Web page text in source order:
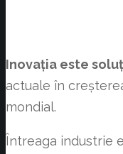
Inovația este
actuale în
mondial.
Întreaga industrie